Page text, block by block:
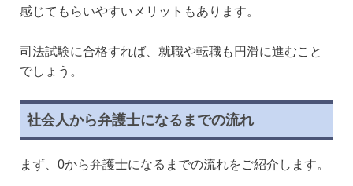
感じてもらいやすいメリットもあります。
司法試験に合格すれば、就職や転職も円滑に進むこと
でしょう。
社会人から弁護士になるまでの流れ
まず、0から弁護士になるまでの流れをご紹介します。